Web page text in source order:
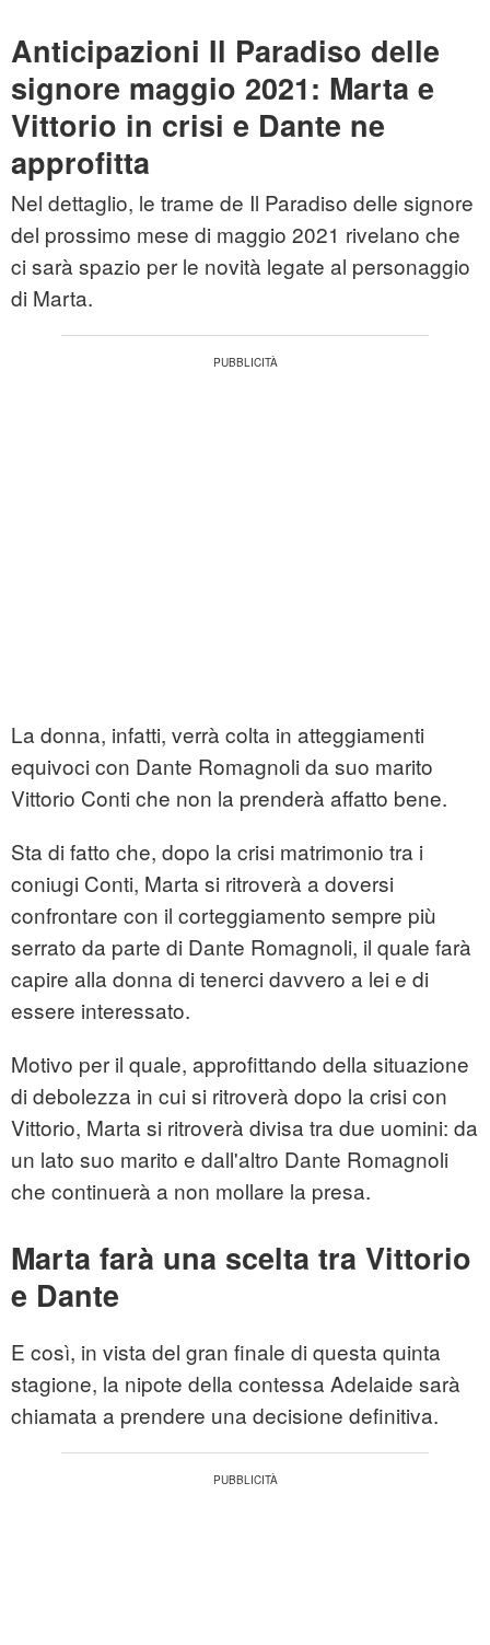
Anticipazioni Il Paradiso delle
signore maggio 2021: Marta e
Vittorio in crisi e Dante ne
approfitta
Nel dettaglio, le trame de Il Paradiso delle signore
del prossimo mese di maggio 2021 rivelano che
ci sarà spazio per le novità legate al personaggio
di Marta.
La donna, infatti, verrà colta in atteggiamenti
equivoci con Dante Romagnoli da suo marito
Vittorio Conti che non la prenderà affatto bene.
Sta di fatto che, dopo la crisi matrimonio tra i
coniugi Conti, Marta si ritroverà a doversi
confrontare con il corteggiamento sempre più
serrato da parte di Dante Romagnoli, il quale farà
capire alla donna di tenerci davvero a lei e di
essere interessato.
Motivo per il quale, approfittando della situazione
di debolezza in cui si ritroverà dopo la crisi con
Vittorio, Marta si ritroverà divisa tra due uomini: da
un lato suo marito e dall'altro Dante Romagnoli
che continuerà a non mollare la presa.
Marta farà una scelta tra Vittorio
e Dante
E così, in vista del gran finale di questa quinta
stagione, la nipote della contessa Adelaide sarà
chiamata a prendere una decisione definitiva.